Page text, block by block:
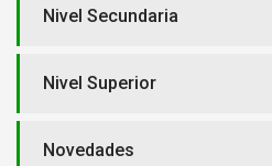
Nivel Secundaria
Nivel Superior
Novedades